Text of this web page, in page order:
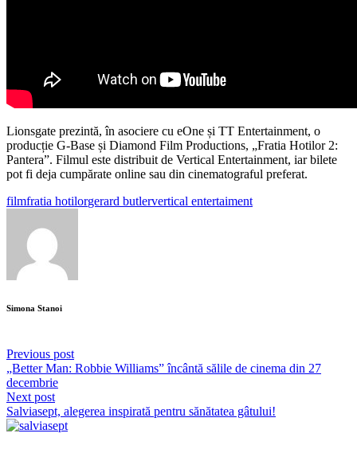
Lionsgate prezintă, în asociere cu eOne și TT Entertainment, o
producție G-Base și Diamond Film Productions, „Fratia Hotilor 2:
Pantera”. Filmul este distribuit de Vertical Entertainment, iar bilete
pot fi deja cumpărate online sau din cinematograful preferat.
filmfratia hotilorgerard butlervertical entertaiment
Simona Stanoi
Previous post
„Better Man: Robbie Williams” încântă sălile de cinema din 27
decembrie
Next post
Salviasept, alegerea inspirată pentru sănătatea gâtului!